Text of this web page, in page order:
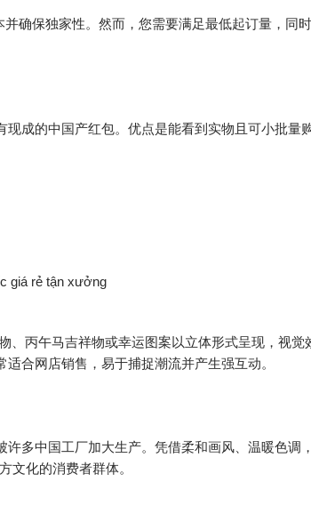
确保独家性。然而，您需要满足最低起订量，同时
成的中国产红包。优点是能看到实物且可小批量
、丙午马吉祥物或幸运图案以立体形式呈现，视觉
合网店销售，易于捕捉潮流并产生强互动。
多中国工厂加大生产。凭借柔和画风、温暖色调
文化的消费者群体。